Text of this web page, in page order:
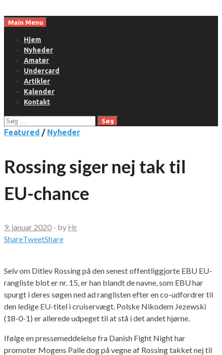
toMain Menu
Hjem
Nyheder
Amatør
Undercard
Artikler
Kalender
Kontakt
Søg
efter:
Featured / Nyheder
Rossing siger nej tak til
EU-chance
9. januar 2020 - by Hr
ShareTweetShare
Selv om Ditlev Rossing på den senest offentliggjorte EBU EU-
rangliste blot er nr. 15, er han blandt de navne, som EBU har
spurgt i deres søgen ned ad ranglisten efter en co-udfordrer til
den ledige EU-titel i cruiservægt. Polske Nikodem Jezewski
(18-0-1) er allerede udpeget til at stå i det andet hjørne.
Ifølge en pressemeddelelse fra Danish Fight Night har
promoter Mogens Palle dog på vegne af Rossing takket nej til